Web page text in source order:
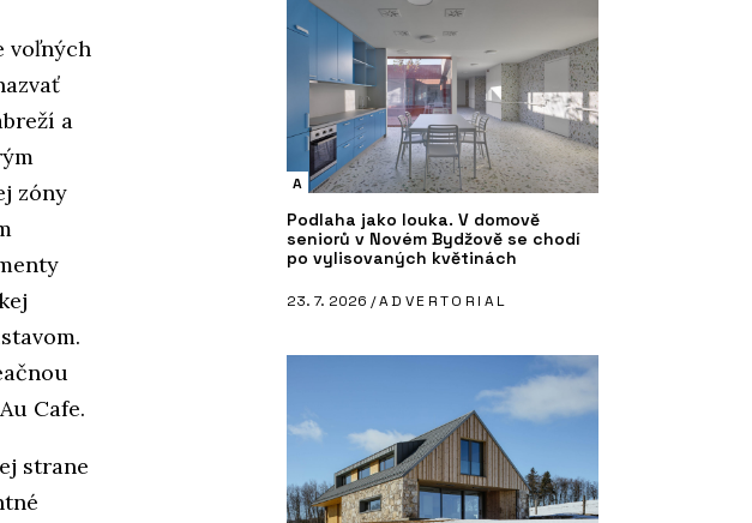
voľných
a
zóny
Cafe.
strane
A
Podlaha jako louka. V domově
seniorů v Novém Bydžově se chodí
po vylisovaných květinách
23. 7. 2026 /ADVERTORIAL